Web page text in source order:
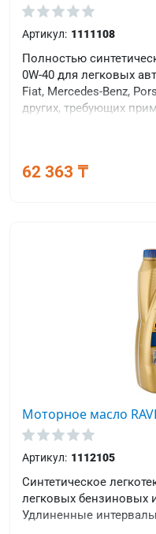
Артикул: 1111108
Полностью
0W-40 для легковых
Fiat, Mercedes-Benz,
других, требующих
высоким щелочным
62 363 ₸
Моторное масло
Артикул: 1112105
Синтетическое
легковых бензиновых
Удлиненные